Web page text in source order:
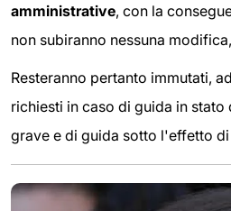
amministrative, con la
non subiranno nessuna
Resteranno pertanto immutati,
richiesti in caso di guida in
grave e di guida sotto l'effetto